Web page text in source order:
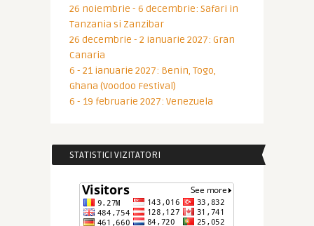
26 noiembrie - 6 decembrie: Safari in
Tanzania si Zanzibar
26 decembrie - 2 ianuarie 2027: Gran
Canaria
6 - 21 ianuarie 2027: Benin, Togo,
Ghana (Voodoo Festival)
6 - 19 februarie 2027: Venezuela
STATISTICI VIZITATORI